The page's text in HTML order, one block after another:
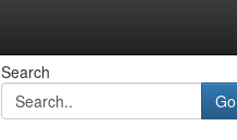
Search
Go